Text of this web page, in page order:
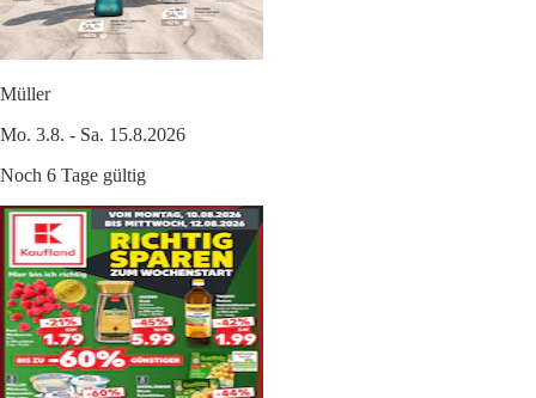
Müller
Mo. 3.8. - Sa. 15.8.2026
Noch 6 Tage gültig